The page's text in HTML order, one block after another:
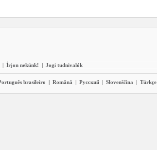
| Írjon nekünk! | Jogi tudnivalók
brasileiro | Română | Pyccĸий | Slovenščina | Türkçe